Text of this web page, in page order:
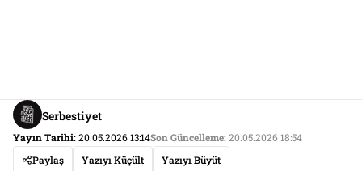
Serbestiyet
Yayın Tarihi:20.05.2026 13:14Son Güncelleme:20.05.2026 18:54
Paylaş
Yazıyı Küçült Yazıyı Büyüt